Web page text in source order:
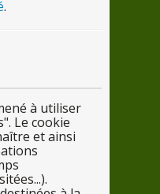
.
à utiliser
Le cookie
et ainsi